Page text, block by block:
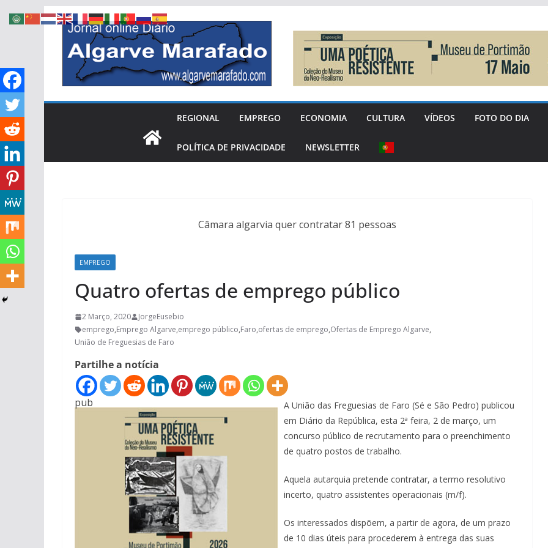
Skip
content
REGIONAL EMPREGO ECONOMIA CULTURA VÍDEOS FOTO DO DIA
POLÍTICA DE PRIVACIDADE NEWSLETTER
Câmara algarvia quer contratar 81 pessoas
EMPREGO
Quatro ofertas de emprego público
2 Março, 2020
JorgeEusebio
emprego,Emprego Algarve,emprego público,Faro,ofertas de emprego,Ofertas de Emprego Algarve,
União de Freguesias de Faro
Partilhe a notícia
pub
A União das Freguesias de Faro (Sé e São Pedro) publicou
em Diário da República, esta 2ª feira, 2 de março, um
concurso público de recrutamento para o preenchimento
de quatro postos de trabalho.
Aquela autarquia pretende contratar, a termo resolutivo
incerto, quatro assistentes operacionais (m/f).
Os interessados dispõem, a partir de agora, de um prazo
de 10 dias úteis para procederem à entrega das suas